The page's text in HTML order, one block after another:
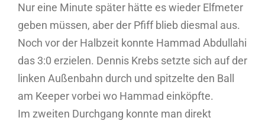
Nur eine Minute später hätte es wieder Elfmeter
geben müssen, aber der Pfiff blieb diesmal aus.
Noch vor der Halbzeit konnte Hammad Abdullahi
das 3:0 erzielen. Dennis Krebs setzte sich auf der
linken Außenbahn durch und spitzelte den Ball
am Keeper vorbei wo Hammad einköpfte.
Im zweiten Durchgang konnte man direkt